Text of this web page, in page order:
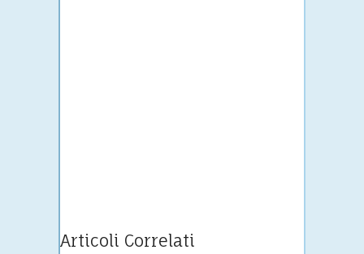
Articoli Correlati